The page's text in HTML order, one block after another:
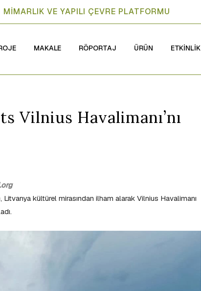
MİMARLIK VE YAPILI ÇEVRE PLATFORMU
MAKALE RÖPORTAJ ÜRÜN ETKİNLİK
Vilnius Havalimanı’nı
kültürel mirasından ilham alarak Vilnius Havalimanı